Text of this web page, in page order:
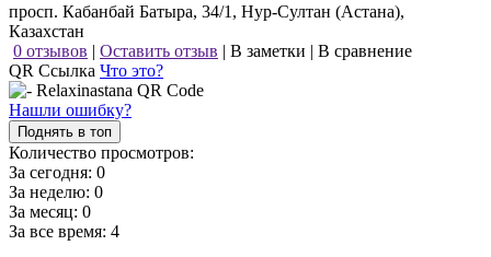
просп. Кабанбай Батыра, 34/1, Нур-Султан (Астана),
Казахстан
0 отзывов | Оставить отзыв | В заметки | В сравнение
QR Ссылка Что это?
Нашли ошибку?
Поднять в топ
Количество просмотров:
За сегодня: 0
За неделю: 0
За месяц: 0
За все время: 4